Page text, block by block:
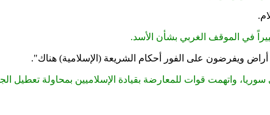
.
في الموقف الغربي بشأن الأسد.
ويفرضون على الفور أحكام الشريعة (الإسلامية) هناك."
واتهمت قوات للمعارضة بقيادة الإسلاميين بمحاولة تعطيل